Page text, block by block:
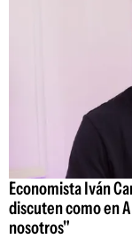
Economista Iván
discuten como en
nosotros"